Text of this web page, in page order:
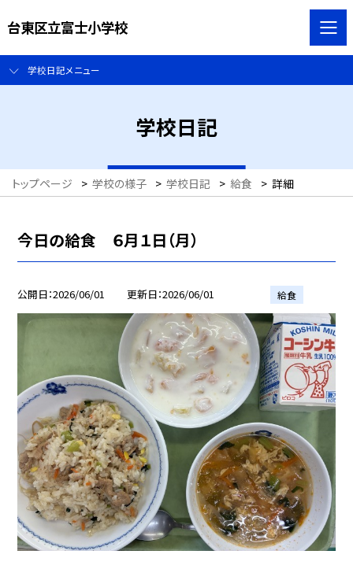
台東区立富士小学校
学校日記メニュー
学校日記
トップページ > 学校の様子 > 学校日記 > 給食 > 詳細
今日の給食 ６月１日（月）
公開日 2026/06/01 更新日 2026/06/01 給食